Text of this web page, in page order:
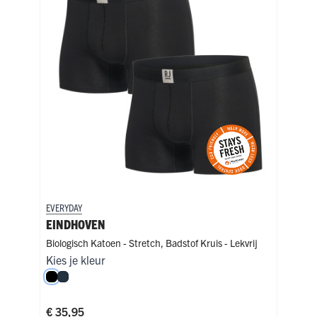
EVERYDAY
EINDHOVEN
Biologisch Katoen - Stretch, Badstof Kruis - Lekvrij
Kies je kleur
ZwartNavy
€ 35,95